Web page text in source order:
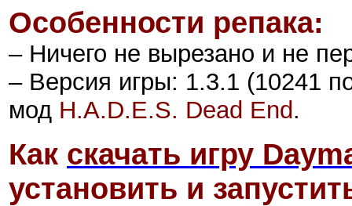
Особенности репака:
– Ничего не вырезано и не
– Версия игры: 1.3.1 (10241
мод H.A.D.E.S. Dead End.
Как скачать игру
установить и